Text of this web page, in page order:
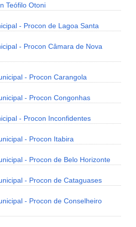
Teófilo Otoni
- Procon de Lagoa Santa
- Procon Câmara de Nova
- Procon Carangola
- Procon Congonhas
- Procon Inconfidentes
- Procon Itabira
- Procon de Belo Horizonte
- Procon de Cataguases
- Procon de Conselheiro